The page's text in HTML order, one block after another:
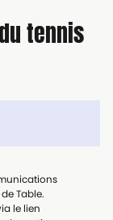
tennis
Table.
le lien